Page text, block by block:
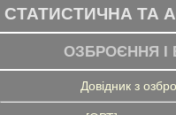
СТАТИСТИЧНА ТА
ОЗБРОЄННЯ І
Довідник з